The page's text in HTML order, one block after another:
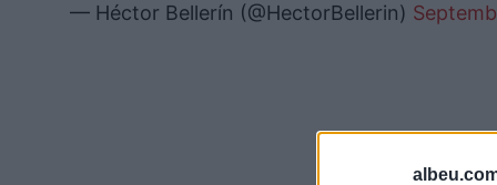
— Héctor Bellerín (@HectorBellerin)